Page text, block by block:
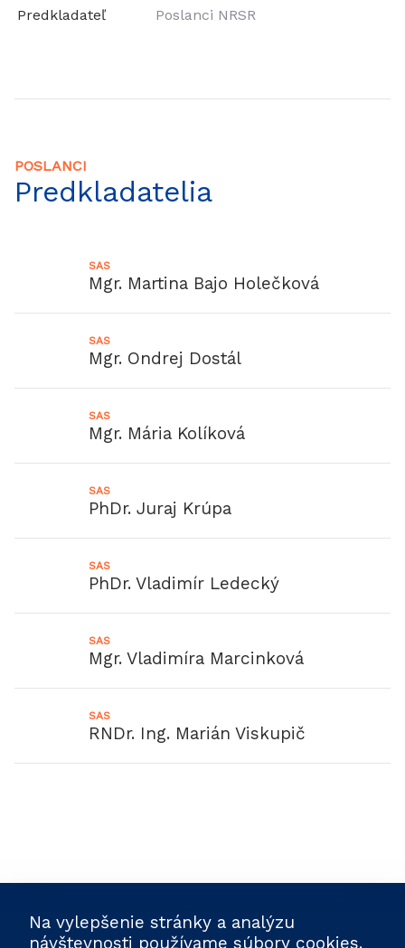
Na vylepšenie stránky a analýzu
návštevnosti používame súbory cookies.
Predkladateľ Poslanci NRSR
POSLANCI
Predkladatelia
SAS
Mgr. Martina Bajo Holečková
SAS
Mgr. Ondrej Dostál
SAS
Mgr. Mária Kolíková
SAS
PhDr. Juraj Krúpa
SAS
PhDr. Vladimír Ledecký
SAS
Mgr. Vladimíra Marcinková
SAS
RNDr. Ing. Marián Viskupič